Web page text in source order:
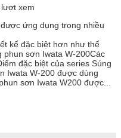
xem
kế đặc biệt hơn như thế
phun sơn Iwata W-200Các
đặc biệt của series Súng
Iwata W-200 được dùng
sơn Iwata W200 được...